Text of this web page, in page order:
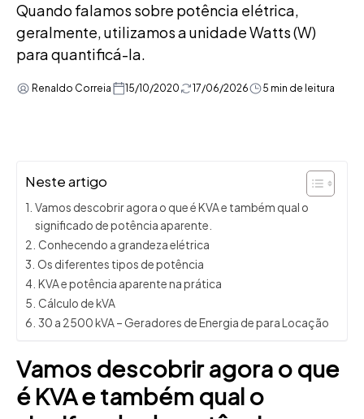
Quando falamos sobre potência elétrica,
geralmente, utilizamos a unidade Watts (W)
para quantificá-la.
Renaldo Correia 15/10/2020 17/06/2026 5 min de leitura
Neste artigo
Vamos descobrir agora o que é KVA e também qual o
significado de potência aparente.
Conhecendo a grandeza elétrica
Os diferentes tipos de potência
KVA e potência aparente na prática
Cálculo de kVA
30 a 2500 kVA – Geradores de Energia de para Locação
Vamos descobrir agora o que
é KVA e também qual o